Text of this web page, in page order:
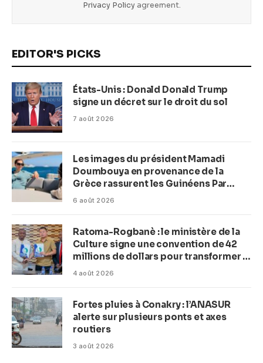
Privacy Policyagreement.
EDITOR'S PICKS
États-Unis : Donald Donald Trump
signe un décret sur le droit du sol
7 août 2026
Les images du président Mamadi
Doumbouya en provenance de la
Grèce rassurent les Guinéens Par
(Macka Baldé)
6 août 2026
Ratoma-Rogbanè : le ministère de la
Culture signe une convention de 42
millions de dollars pour transformer la
plage en complexe balnéaire
4 août 2026
Fortes pluies à Conakry : l’ANASUR
alerte sur plusieurs ponts et axes
routiers
3 août 2026